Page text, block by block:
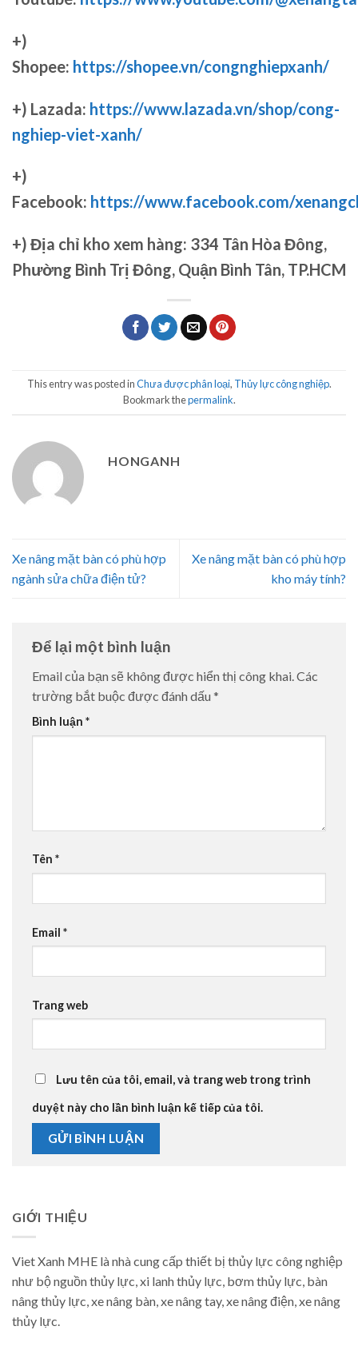
+)
Shopee: https://shopee.vn/congnghiepxanh/
+) Lazada: https://www.lazada.vn/shop/cong-
nghiep-viet-xanh/
+)
Facebook: https://www.facebook.com/
+) Địa chỉ kho xem hàng: 334 Tân Hòa Đông,
Phường Bình Trị Đông, Quận Bình Tân, TP.HCM
This entry was posted inChưa được phân loại, Thủy lực công nghiệp.
Bookmark thepermalink.
HONGANH
Xe nâng mặt bàn có phù hợp
ngành sửa chữa điện tử?
Xe nâng mặt bàn có phù hợp
kho máy tính?
Để lại một bình luận
Email của bạn sẽ không được hiển thị công khai.Các
trường bắt buộc được đánh dấu *
Bình luận *
Tên *
Email *
Trang web
Lưu tên của tôi, email, và trang web trong trình
duyệt này cho lần bình luận kế tiếp của tôi.
GIỚI THIỆU
Viet Xanh MHE là nhà cung cấp thiết bị thủy lực công nghiệp
như bộ nguồn thủy lực, xi lanh thủy lực, bơm thủy lực, bàn
nâng thủy lực, xe nâng bàn, xe nâng tay, xe nâng điện, xe nâng
thủy lực.